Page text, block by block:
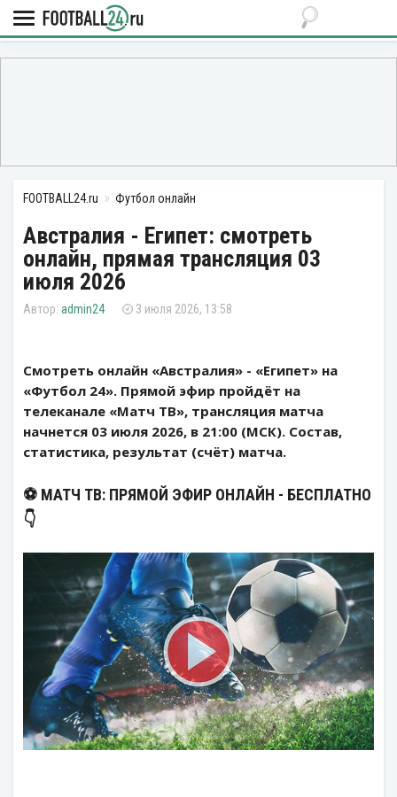
FOOTBALL24.ru Футбол онлайн
Австралия - Египет: смотреть
онлайн, прямая трансляция 03
июля 2026
admin24 3 июля 2026, 13:58
Смотреть онлайн «Австралия» - «Египет» на
«Футбол 24». Прямой эфир пройдёт на
телеканале «Матч ТВ», трансляция матча
начнется 03 июля 2026, в 21:00 (МСК). Состав,
статистика, результат (счёт) матча.
⚽️ МАТЧ ТВ: ПРЯМОЙ ЭФИР ОНЛАЙН - БЕСПЛАТНО
👇